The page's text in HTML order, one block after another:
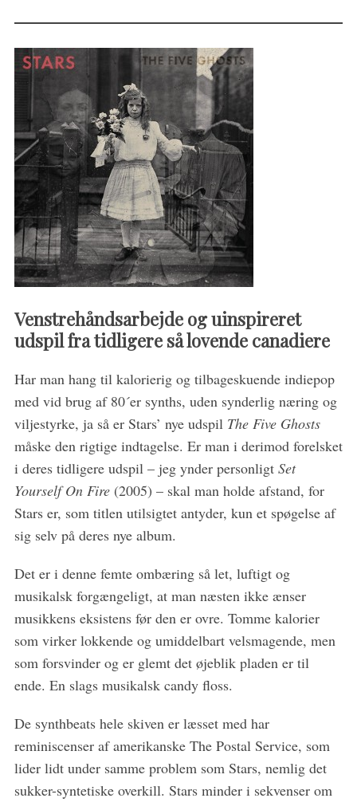
Venstrehåndsarbejde og uinspireret
udspil fra tidligere så lovende canadiere
Har man hang til kalorierig og tilbageskuende indiepop
med vid brug af 80´er synths, uden synderlig næring og
viljestyrke, ja så er Stars’ nye udspil The Five Ghosts
måske den rigtige indtagelse. Er man i derimod forelsket
i deres tidligere udspil – jeg ynder personligt Set
Yourself On Fire(2005) – skal man holde afstand, for
Stars er, som titlen utilsigtet antyder, kun et spøgelse af
sig selv på deres nye album.
Det er i denne femte ombæring så let, luftigt og
musikalsk forgængeligt, at man næsten ikke ænser
musikkens eksistens før den er ovre. Tomme kalorier
som virker lokkende og umiddelbart velsmagende, men
som forsvinder og er glemt det øjeblik pladen er til
ende. En slags musikalsk candy floss.
De synthbeats hele skiven er læsset med har
reminiscenser af amerikanske The Postal Service, som
lider lidt under samme problem som Stars, nemlig det
sukker-syntetiske overkill. Stars minder i sekvenser om